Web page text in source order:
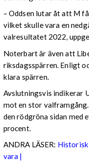
– Oddsen lutar åt att M
vilket skulle vara en
valresultatet 2022,
Noterbart är även att
riksdagsspärren. Enligt
klara spärren.
Avslutningsvis indikerar
mot en stor
den rödgröna sidan
procent.
ANDRA LÄSER: Historisk
vara |